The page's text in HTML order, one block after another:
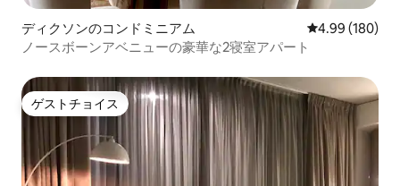
ディクソンのコンドミニアム レビュー180
4.99 (180)
ノースボーンアベニューの豪華な2寝室アパート
ゲストチョイス
ゲストチョイス